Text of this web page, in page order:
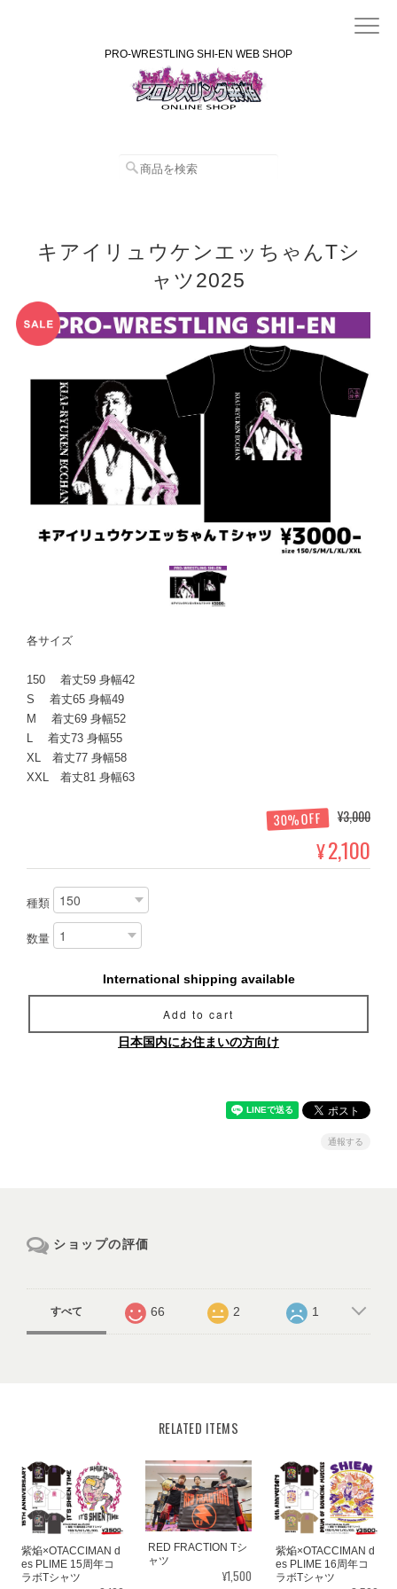
PRO-WRESTLING SHI-EN WEB SHOP
キアイリュウケンエッちゃんTシ
ャツ2025
各サイズ
150 着丈59 身幅42
S 着丈65 身幅49
M 着丈69 身幅52
L 着丈73 身幅55
XL 着丈77 身幅58
XXL 着丈81 身幅63
30%OFF ¥3,000
¥2,100
種類
数量
International shipping available
Add to cart
日本国内にお住まいの方向け
通報する
ショップの評価
すべて 66 2 1
RELATED ITEMS
紫焔×OTACCIMAN d
es PLIME 15周年コ
ラボTシャツ
RED FRACTION Tシ
ャツ
¥1,500
紫焔×OTACCIMAN d
es PLIME 16周年コ
ラボTシャツ